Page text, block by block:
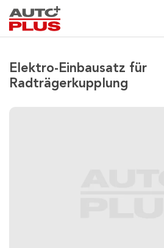
Elektro-Einbausatz für
Radträgerkupplung